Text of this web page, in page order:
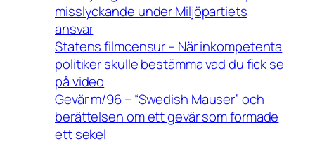
misslyckande under Miljöpartiets
ansvar
Statens filmcensur – När inkompetenta
politiker skulle bestämma vad du fick se
på video
Gevär m/96 – “Swedish Mauser” och
berättelsen om ett gevär som formade
ett sekel